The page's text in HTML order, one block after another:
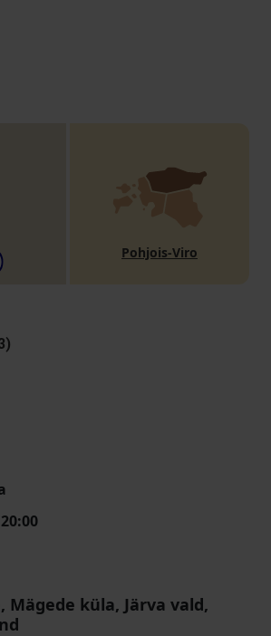
Pohjois-Viro
Mägede küla, Järva vald,